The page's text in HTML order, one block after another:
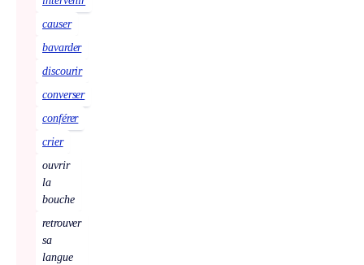
causer
bavarder
discourir
converser
conférer
crier
ouvrir
la
bouche
retrouver
sa
langue